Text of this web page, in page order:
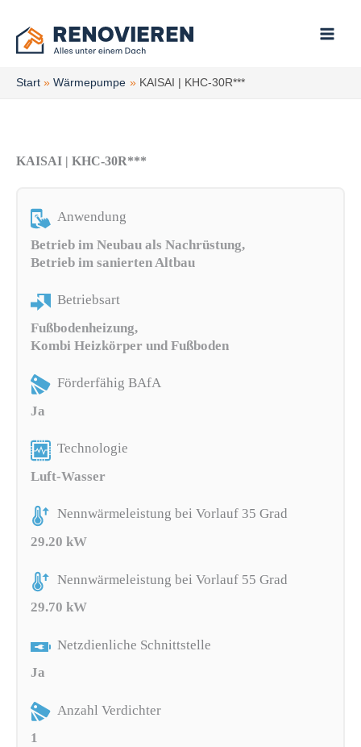
Inhalt
springen
Start Wärmepumpe KAISAI | KHC-30R***
KAISAI | KHC-30R***
Anwendung
Betrieb im Neubau als Nachrüstung,
Betrieb im sanierten Altbau
Betriebsart
Fußbodenheizung,
Kombi Heizkörper und Fußboden
Förderfähig BAfA
Ja
Technologie
Luft-Wasser
Nennwärmeleistung bei Vorlauf 35 Grad
29.20 kW
Nennwärmeleistung bei Vorlauf 55 Grad
29.70 kW
Netzdienliche Schnittstelle
Ja
Anzahl Verdichter
1